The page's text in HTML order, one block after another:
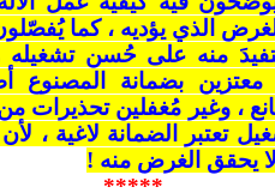
الذي يؤديه ، كما
منه على حُسن تشغيله
معتزين بضمانة المصنوع
، وغير مُغفلين تحذيرات من
تعتبر الضمانة لاغية،
يحقق الغرض منه !
*****